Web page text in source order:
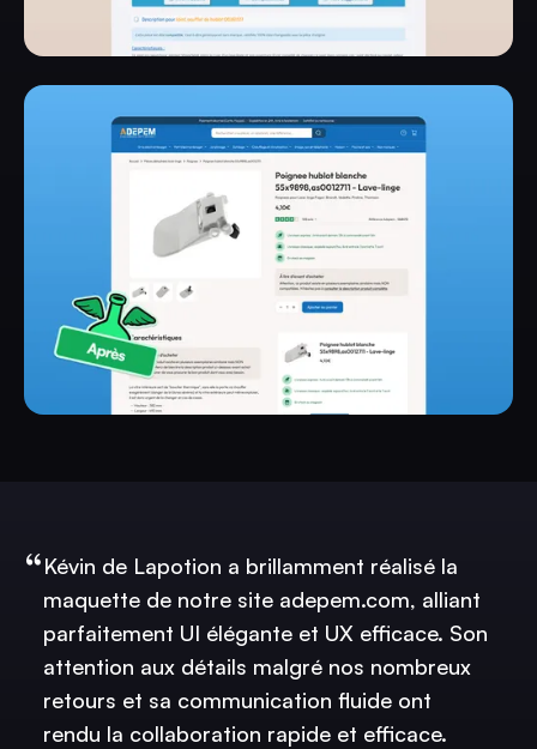
Kévin de Lapotion a brillamment réalisé la
maquette de notre site adepem.com, alliant
parfaitement UI élégante et UX efficace. Son
attention aux détails malgré nos nombreux
retours et sa communication fluide ont
rendu la collaboration rapide et efficace.